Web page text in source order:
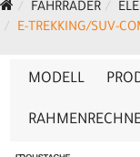
FAHRRÄDER
E-TREKKING/SUV-
MODELL